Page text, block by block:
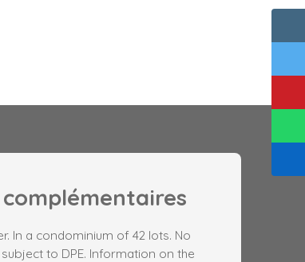
complémentaires
In a condominium of 42 lots. No
to DPE. Information on the